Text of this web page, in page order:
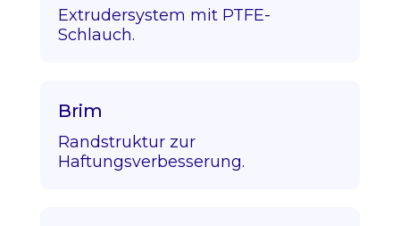
Extrudersystem mit PTFE-
Schlauch.
Brim
Randstruktur zur
Haftungsverbesserung.